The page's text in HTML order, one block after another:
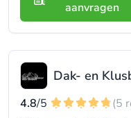
aanvragen
Dak- en
4.8/5
(5